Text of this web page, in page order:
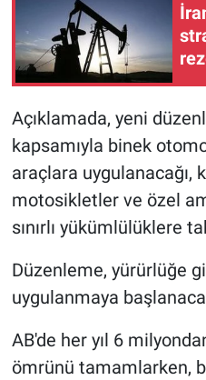
Açıklamada, yeni
kapsamıyla binek
araçlara uygulanacağı,
motosikletler ve özel
sınırlı yükümlülüklere
Düzenleme, yürürlüğe
uygulanmaya
AB'de her yıl 6
ömrünü tamamlarken,